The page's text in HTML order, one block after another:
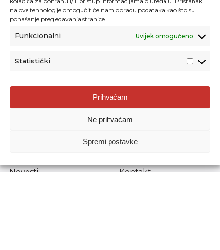
na ove tehnologije omogućit će nam obradu podataka kao što su
ponašanje pregledavanja stranice.
Funkcionalni Uvijek omogućeno
Statistički
Prihvaćam
Ne prihvaćam
Spremi postavke
Agencija za odgoj i obrazovanje
Donje Svetice 38, 10000 Zagreb
1778129
Prenošenje sadržaja dopušteno je uz navođenje izvora.
Novosti
Kontakt